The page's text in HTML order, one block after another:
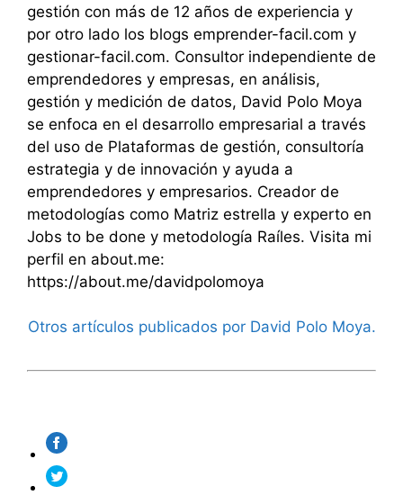
gestión con más de 12 años de experiencia y
por otro lado los blogs emprender-facil.com y
gestionar-facil.com. Consultor independiente de
emprendedores y empresas, en análisis,
gestión y medición de datos, David Polo Moya
se enfoca en el desarrollo empresarial a través
del uso de Plataformas de gestión, consultoría
estrategia y de innovación y ayuda a
emprendedores y empresarios. Creador de
metodologías como Matriz estrella y experto en
Jobs to be done y metodología Raíles. Visita mi
perfil en about.me:
https://about.me/davidpolomoya
Otros artículos publicados por David Polo Moya.